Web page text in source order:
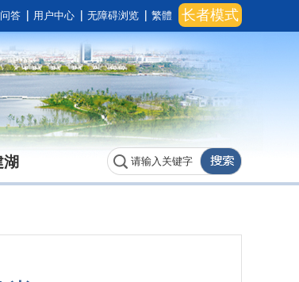
长者模式
答 用户中心 无障碍浏览 繁體